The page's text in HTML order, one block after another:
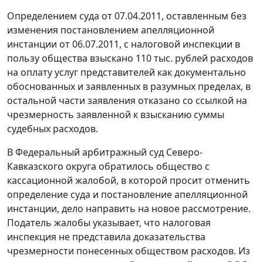
Определением суда от 07.04.2011, оставленным без
изменения постановлением апелляционной
инстанции от 06.07.2011, с налоговой инспекции в
пользу общества взыскано 110 тыс. рублей расходов
на оплату услуг представителей как документально
обоснованных и заявленных в разумных пределах, в
остальной части заявления отказано со ссылкой на
чрезмерность заявленной к взысканию суммы
судебных расходов.
В Федеральный арбитражный суд Северо-
Кавказского округа обратилось общество с
кассационной жалобой, в которой просит отменить
определение суда и постановлениеапелляционной
инстанции, дело направить на новое рассмотрение.
Податель жалобы указывает, что налоговая
инспекция не представила доказательства
чрезмерности понесенных обществом расходов. Из